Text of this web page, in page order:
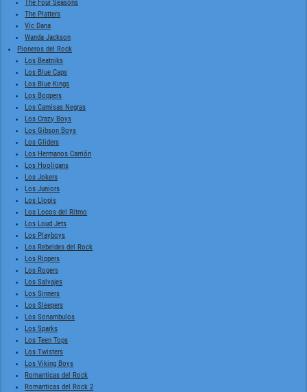
The Four Seasons
The Platters
Vic Dana
Wanda Jackson
Pioneros del Rock
Los Beatniks
Los Blue Caps
Los Blue Kings
Los Boppers
Los Camisas Negras
Los Crazy Boys
Los Gibson Boys
Los Gliders
Los Hermanos Carrión
Los Hooligans
Los Jokers
Los Juniors
Los Llopis
Los Locos del Ritmo
Los Loud Jets
Los Playboys
Los Rebeldes del Rock
Los Rippers
Los Rogers
Los Salvajes
Los Sinners
Los Sleepers
Los Sonambulos
Los Sparks
Los Teen Tops
Los Twisters
Los Viking Boys
Romanticas del Rock
Romanticas del Rock 2